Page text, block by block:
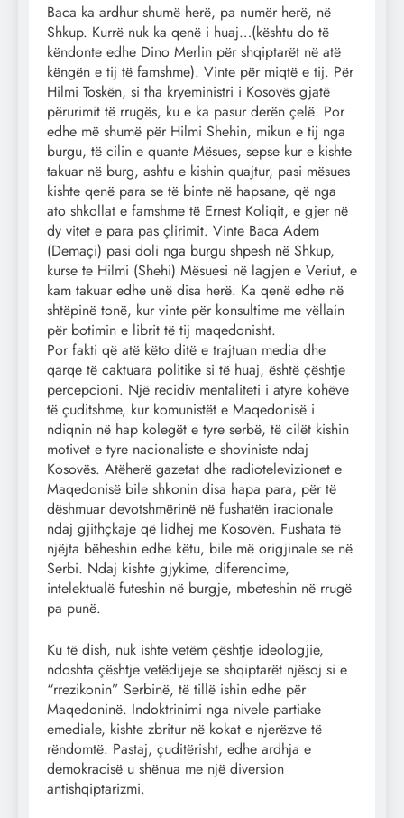
Baca ka ardhur shumë herë, pa numër herë, në
Shkup. Kurrë nuk ka qenë i huaj…(kështu do të
këndonte edhe Dino Merlin për shqiptarët në atë
këngën e tij të famshme). Vinte për miqtë e tij. Për
Hilmi Toskën, si tha kryeministri i Kosovës gjatë
përurimit të rrugës, ku e ka pasur derën çelë. Por
edhe më shumë për Hilmi Shehin, mikun e tij nga
burgu, të cilin e quante Mësues, sepse kur e kishte
takuar në burg, ashtu e kishin quajtur, pasi mësues
kishte qenë para se të binte në hapsane, që nga
ato shkollat e famshme të Ernest Koliqit, e gjer në
dy vitet e para pas çlirimit. Vinte Baca Adem
(Demaçi) pasi doli nga burgu shpesh në Shkup,
kurse te Hilmi (Shehi) Mësuesi në lagjen e Veriut, e
kam takuar edhe unë disa herë. Ka qenë edhe në
shtëpinë tonë, kur vinte për konsultime me vëllain
për botimin e librit të tij maqedonisht.
Por fakti që atë këto ditë e trajtuan media dhe
qarqe të caktuara politike si të huaj, është çështje
percepcioni. Një recidiv mentaliteti i atyre kohëve
të çuditshme, kur komunistët e Maqedonisë i
ndiqnin në hap kolegët e tyre serbë, të cilët kishin
motivet e tyre nacionaliste e shoviniste ndaj
Kosovës. Atëherë gazetat dhe radiotelevizionet e
Maqedonisë bile shkonin disa hapa para, për të
dëshmuar devotshmërinë në fushatën iracionale
ndaj gjithçkaje që lidhej me Kosovën. Fushata të
njëjta bëheshin edhe këtu, bile më origjinale se në
Serbi. Ndaj kishte gjykime, diferencime,
intelektualë futeshin në burgje, mbeteshin në rrugë
pa punë.
Ku të dish, nuk ishte vetëm çështje ideologjie,
ndoshta çështje vetëdijeje se shqiptarët njësoj si e
“rrezikonin” Serbinë, të tillë ishin edhe për
Maqedoninë. Indoktrinimi nga nivele partiake
emediale, kishte zbritur në kokat e njerëzve të
rëndomtë. Pastaj, çuditërisht, edhe ardhja e
demokracisë u shënua me një diversion
antishqiptarizmi.